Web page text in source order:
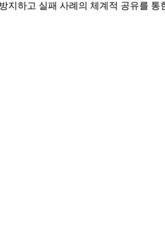
지하고 실패 사례의 체계적 공유를 통